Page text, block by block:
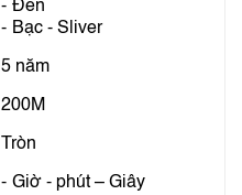
Đen
Bạc - Sliver
5 năm
200M
Tròn
Giờ - phút – Giây